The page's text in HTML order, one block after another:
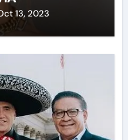
13, 2023